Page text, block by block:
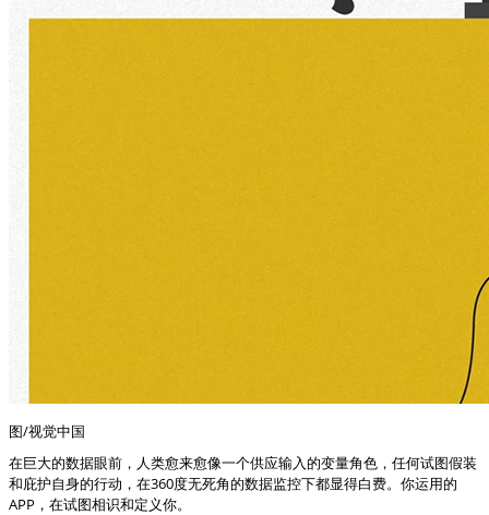
图/视觉中国
在巨大的数据眼前，人类愈来愈像一个供应输入的变量角色，任何试图假装
和庇护自身的行动，在360度无死角的数据监控下都显得白费。你运用的
APP，在试图相识和定义你。